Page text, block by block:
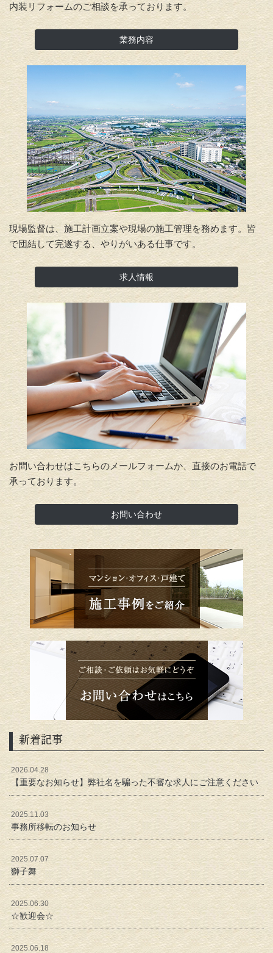
内装リフォームのご相談を承っております。
業務内容
現場監督は、施工計画立案や現場の施工管理を務めます。 皆
で団結して完遂する、やりがいある仕事です。
求人情報
お問い合わせはこちらのメールフォームか、直接のお電話で
承っております。
お問い合わせ
新着記事
2026.04.28
【重要なお知らせ】弊社名を騙った不審な求人にご注意ください
2025.11.03
事務所移転のお知らせ
2025.07.07
獅子舞
2025.06.30
☆歓迎会☆
2025.06.18